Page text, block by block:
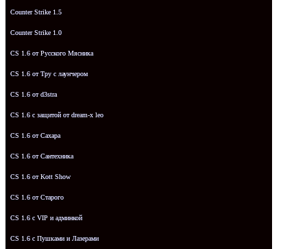
Counter Strike 1.5
Counter Strike 1.0
CS 1.6 от Русского Мясника
CS 1.6 от Tpy с лаунчером
CS 1.6 от d3stra
CS 1.6 с защитой от dream-x leo
CS 1.6 от Сахара
CS 1.6 от Сантехника
CS 1.6 от Kott Show
CS 1.6 от Старого
CS 1.6 с VIP и админкой
CS 1.6 с Пушками и Лазерами